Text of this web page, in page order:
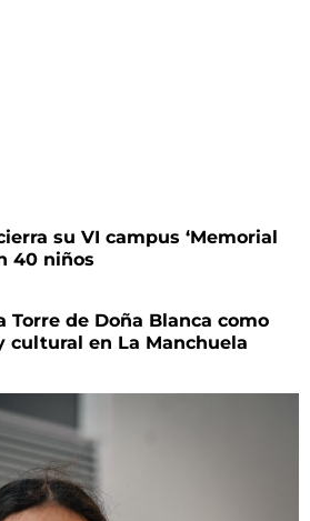
su VI campus ‘Memorial
40 niños
Torre de Doña Blanca como
en La Manchuela